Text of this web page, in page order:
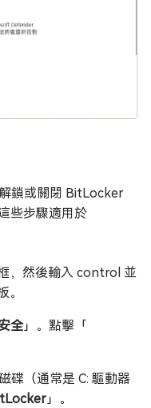
鎖或關閉 BitLocker
些步驟適用於
，然後輸入 control 並
全」。點擊「
碟（通常是 C: 驅動器
」。